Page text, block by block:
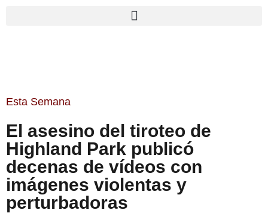
Esta Semana
El asesino del tiroteo de
Highland Park publicó
decenas de vídeos con
imágenes violentas y
perturbadoras